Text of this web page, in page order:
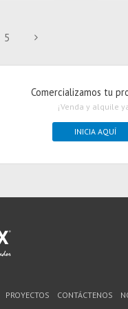
5
Comercializamos tu
¡Venda y alquile
INICIA AQUÍ
PROYECTOS CONTÁCTENOS